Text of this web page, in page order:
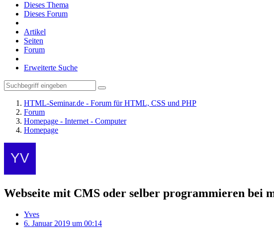
Dieses Thema
Dieses Forum
Artikel
Seiten
Forum
Erweiterte Suche
HTML-Seminar.de - Forum für HTML, CSS und PHP
Forum
Homepage - Internet - Computer
Homepage
Webseite mit CMS oder selber programmieren bei
Yves
6. Januar 2019 um 00:14